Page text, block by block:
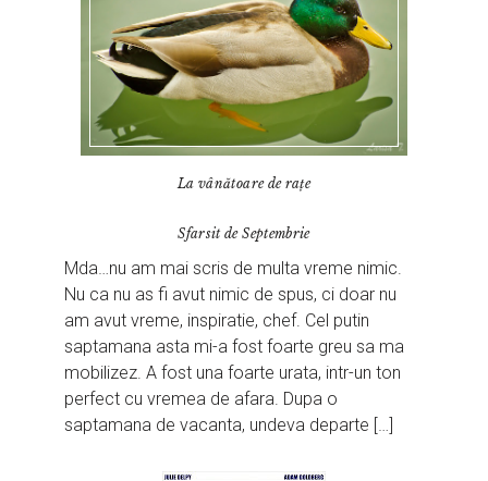
La vânătoare de rațe
Sfarsit de Septembrie
Mda…nu am mai scris de multa vreme nimic.
Nu ca nu as fi avut nimic de spus, ci doar nu
am avut vreme, inspiratie, chef. Cel putin
saptamana asta mi-a fost foarte greu sa ma
mobilizez. A fost una foarte urata, intr-un ton
perfect cu vremea de afara. Dupa o
saptamana de vacanta, undeva departe […]